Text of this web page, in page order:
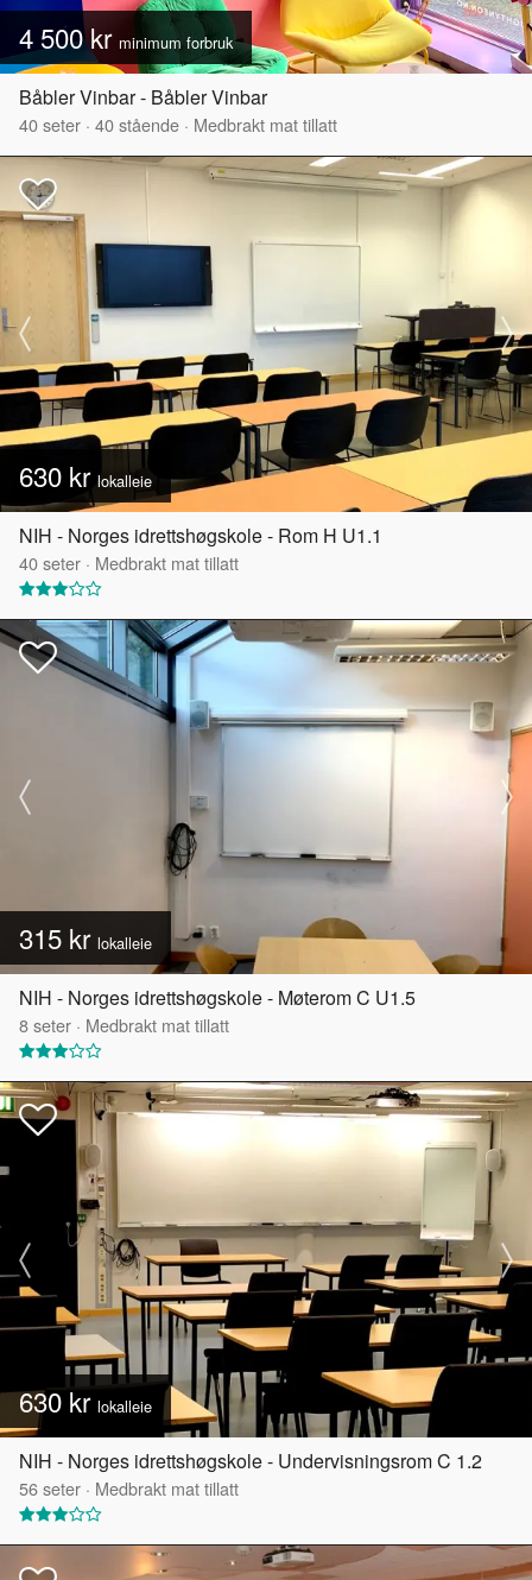
4 500 kr minimum forbruk
Båbler Vinbar - Båbler Vinbar
40seter · 40stående · Medbrakt mat tillatt
630 kr lokalleie
NIH - Norges idrettshøgskole - Rom H U1.1
40seter · Medbrakt mat tillatt
315 kr lokalleie
NIH - Norges idrettshøgskole - Møterom C U1.5
8seter · Medbrakt mat tillatt
630 kr lokalleie
NIH - Norges idrettshøgskole - Undervisningsrom C 1.2
56seter · Medbrakt mat tillatt